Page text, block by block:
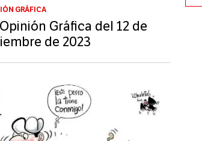
GRÁFICA
Gráfica del 12 de
de 2023